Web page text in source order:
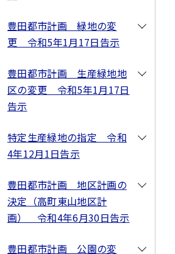
豊田都市計画 緑地の変
更 令和5年1月17日告示
豊田都市計画 生産緑地地
区の変更 令和5年1月17日
告示
特定生産緑地の指定 令和
4年12月1日告示
豊田都市計画 地区計画の
決定（高町東山地区計
画） 令和4年6月30日告示
豊田都市計画 公園の変